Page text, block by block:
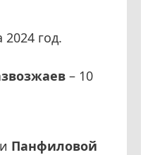
год.
– 10
Панфиловой